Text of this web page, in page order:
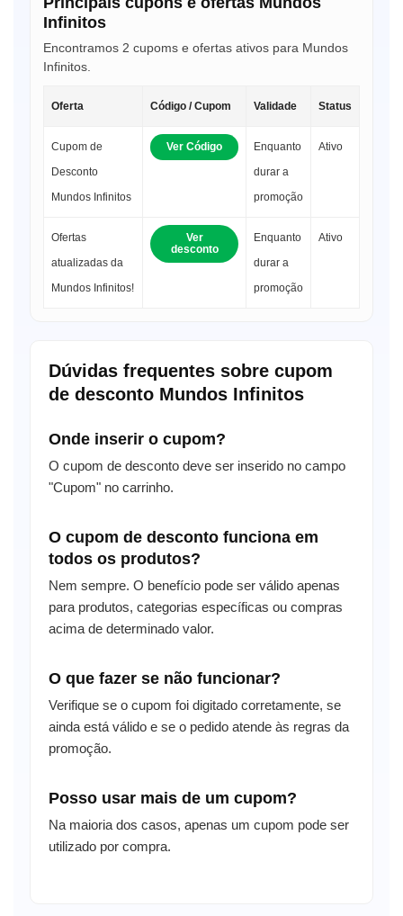
Infinitos
Encontramos 2 cupoms e ofertas ativos para Mundos
Infinitos.
Oferta Código / Cupom Validade Status
Cupom de
Desconto
Mundos Infinitos
Ver Código
Enquanto
durar a
promoção
Ativo
Ofertas
atualizadas da
Mundos Infinitos!
Ver
desconto
Enquanto
durar a
promoção
Ativo
Dúvidas frequentes sobre cupom
de desconto Mundos Infinitos
Onde inserir o cupom?
O cupom de desconto deve ser inserido no campo
"Cupom" no carrinho.
O cupom de desconto funciona em
todos os produtos?
Nem sempre. O benefício pode ser válido apenas
para produtos, categorias específicas ou compras
acima de determinado valor.
O que fazer se não funcionar?
Verifique se o cupom foi digitado corretamente, se
ainda está válido e se o pedido atende às regras da
promoção.
Posso usar mais de um cupom?
Na maioria dos casos, apenas um cupom pode ser
utilizado por compra.